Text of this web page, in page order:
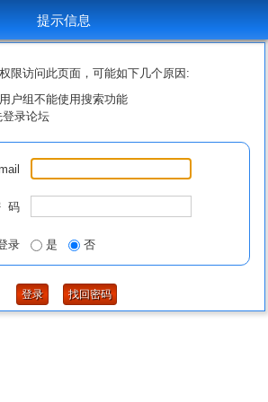
提示信息
限访问此页面，可能如下几个原因:
户组不能使用搜索功能
录论坛
码
录 是 否